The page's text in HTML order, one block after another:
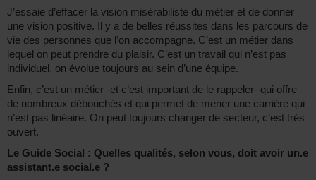
J’essaie d’effacer la vision misérabiliste du métier et de donner
une vision positive. Il y a de belles réussites dans les parcours de
vie des personnes que l’on accompagne. C’est un métier dans
lequel on peut prendre du plaisir. C’est un travail qui n’est pas
individuel, on évolue toujours au sein d’une équipe.
Enfin, c’est un métier -et c’est important de le rappeler- qui offre
de nombreux débouchés et qui permet de mener une carrière qui
n’est pas linéaire. On peut toujours changer de secteur, c’est très
ouvert.
Le Guide Social : Quelles qualités, selon vous, doit avoir un.e
assistant.e social.e ?